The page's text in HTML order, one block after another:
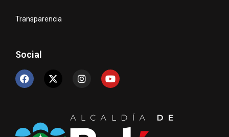
Transparencia
Social